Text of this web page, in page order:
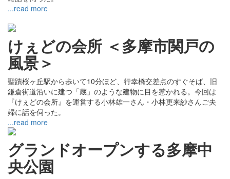
...read more
けぇどの会所 ＜多摩市関戸の
風景＞
聖蹟桜ヶ丘駅から歩いて10分ほど、行幸橋交差点のすぐそば、旧
鎌倉街道沿いに建つ「蔵」のような建物に目を惹かれる。今回は
『けぇどの会所』を運営する小林雄一さん・小林更来紗さんご夫
婦に話を伺った。
...read more
グランドオープンする多摩中
央公園